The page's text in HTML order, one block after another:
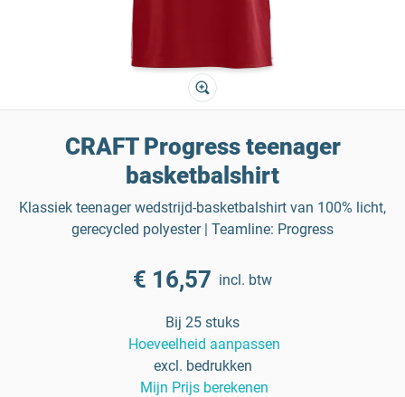
CRAFT Progress teenager
basketbalshirt
Klassiek teenager wedstrijd-basketbalshirt van 100% licht,
gerecycled polyester | Teamline: Progress
€ 16,57 incl. btw
Bij 25 stuks
Hoeveelheid aanpassen
excl. bedrukken
Mijn Prijs berekenen